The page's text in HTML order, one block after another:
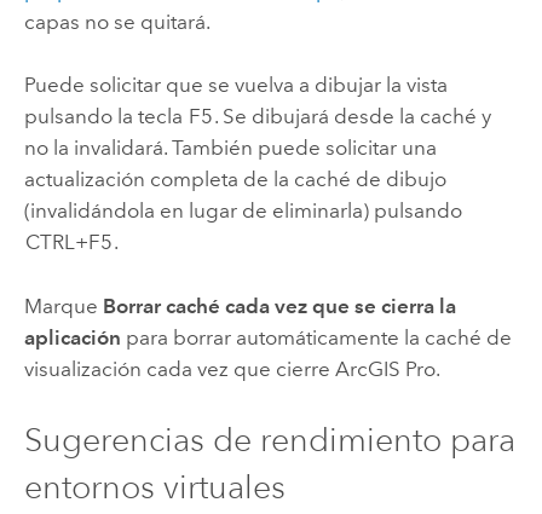
capas no se quitará.
Puede solicitar que se vuelva a dibujar la vista
pulsando la tecla F5. Se dibujará desde la caché y
no la invalidará. También puede solicitar una
actualización completa de la caché de dibujo
(invalidándola en lugar de eliminarla) pulsando
CTRL+F5.
Marque Borrar caché cada vez que se cierra la
aplicación para borrar automáticamente la caché de
visualización cada vez que cierre ArcGIS Pro.
Sugerencias de rendimiento para
entornos virtuales